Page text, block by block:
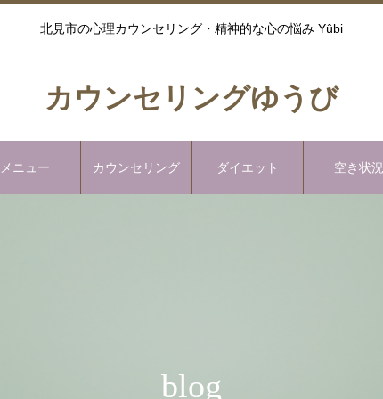
北見市の心理カウンセリング・精神的な心の悩み Yûbi
カウンセリングゆうび
メニュー カウンセリング ダイエット 空き状況
blog